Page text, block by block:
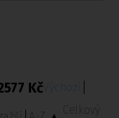
KčVýchozí
Celkový